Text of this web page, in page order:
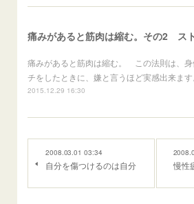
痛みがあると筋肉は縮む。その2 ス
痛みがあると筋肉は縮む。 この法則は、身
チをしたときに、嫌と言うほど実感出来ま
2015.12.29 16:30
2008.03.01 03:34
自分を傷つけるのは自分 慢性